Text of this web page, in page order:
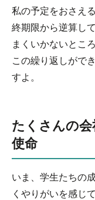
私の予定をおさえ
終期限から逆算し
まくいかないとこ
この繰り返しがで
すよ。
たくさんの
使命
いま、学生たちの
くやりがいを感じ